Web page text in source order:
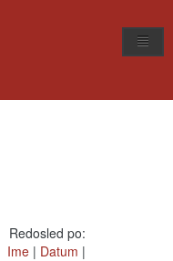
Redosled po:
Ime | Datum |